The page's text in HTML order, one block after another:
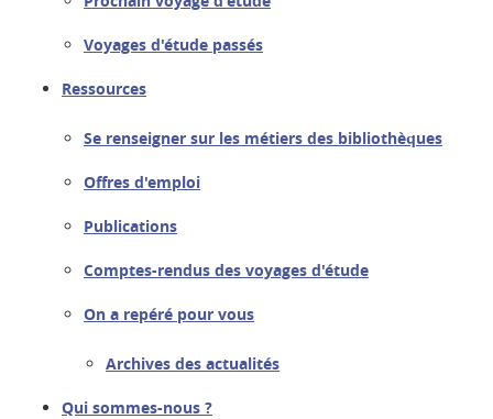
Voyages d'étude passés
Ressources
Se renseigner sur les métiers des bibliothèques
Offres d'emploi
Publications
Comptes-rendus des voyages d'étude
On a repéré pour vous
Archives des actualités
Qui sommes-nous ?